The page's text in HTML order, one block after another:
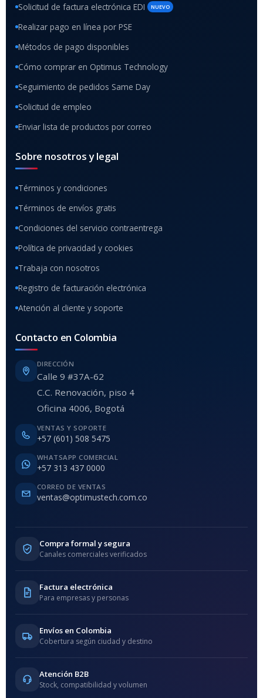
Solicitud de factura electrónica EDI NUEVO
Realizar pago en línea por PSE
Métodos de pago disponibles
Cómo comprar en Optimus Technology
Seguimiento de pedidos Same Day
Solicitud de empleo
Enviar lista de productos por correo
Sobre nosotros y legal
Términos y condiciones
Términos de envíos gratis
Condiciones del servicio contraentrega
Política de privacidad y cookies
Trabaja con nosotros
Registro de facturación electrónica
Atención al cliente y soporte
Contacto en Colombia
DIRECCIÓN
Calle 9 #37A-62
C.C. Renovación, piso 4
Oficina 4006, Bogotá
VENTAS Y SOPORTE
+57 (601) 508 5475
WHATSAPP COMERCIAL
+57 313 437 0000
CORREO DE VENTAS
ventas@optimustech.com.co
Compra formal y segura
Canales comerciales verificados
Factura electrónica
Para empresas y personas
Envíos en Colombia
Cobertura según ciudad y destino
Atención B2B
Stock, compatibilidad y volumen